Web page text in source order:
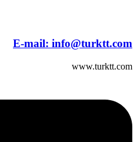
E-mail: info@turktt.com
www.turktt.com